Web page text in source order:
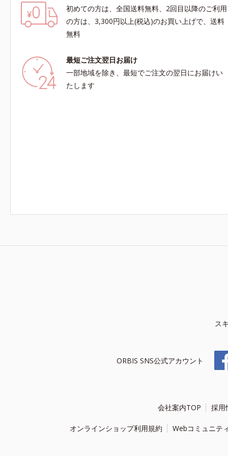
初めての方は、全国送料無料、2回目以降のご利用
の方は、3,300円以上(税込)のお買い上げで、送料
無料
最短ご注文翌日お届け
一部地域を除き、最短でご注文の翌日にお届けい
たします
ス
ORBIS SNS公式アカウント
会社案内TOP 採用
オンラインショップ利用規約 Webコミュニテ